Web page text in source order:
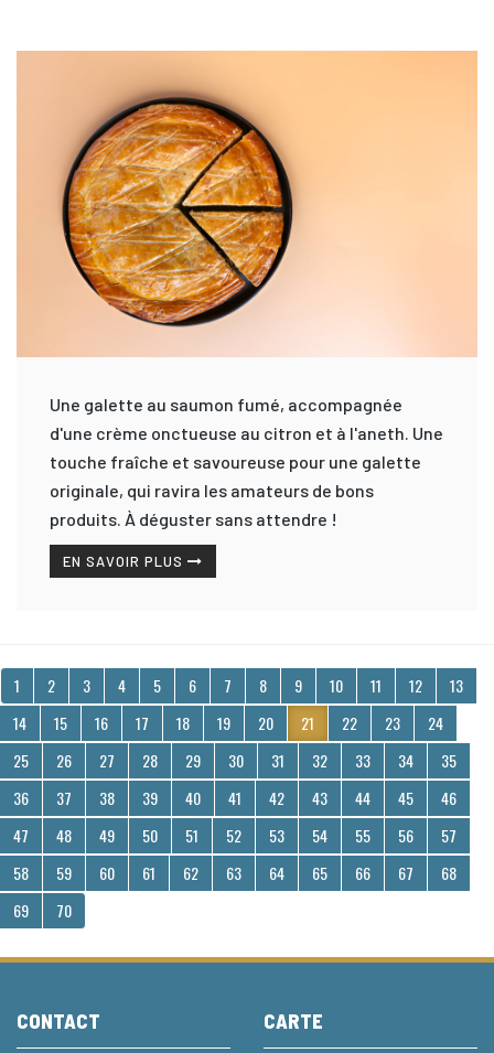
Une galette au saumon fumé, accompagnée
d'une crème onctueuse au citron et à l'aneth. Une
touche fraîche et savoureuse pour une galette
originale, qui ravira les amateurs de bons
produits. À déguster sans attendre !
EN SAVOIR PLUS
1 2 3 4 5 6 7 8 9 10 11 12
13
14
15 16 17 18 19 20 21 22 23
24
25
26 27 28 29 30 31 32 33 34
35
36
37 38 39 40 41 42 43 44 45
46
47
48 49 50 51 52 53 54 55 56
57
58
59 60 61 62 63 64 65 66 67
68
69
70
CONTACT CARTE